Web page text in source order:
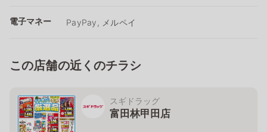
電子マネー PayPay, メルペイ
この店舗の近くのチラシ
スギドラッグ
富田林甲田店